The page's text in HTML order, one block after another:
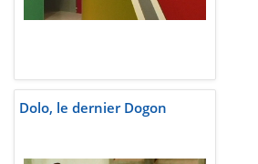
Dolo, le dernier Dogon